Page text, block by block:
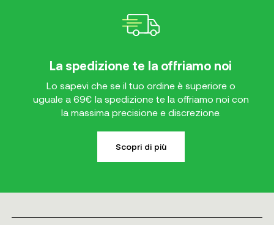
La spedizione te la offriamo noi
Lo sapevi che se il tuo ordine è superiore o
uguale a 69€ la spedizione te la offriamo noi con
la massima precisione e discrezione.
Scopri di più